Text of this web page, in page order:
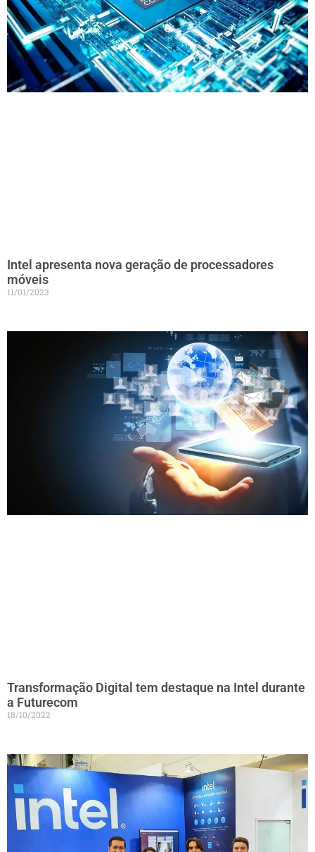
Intel apresenta nova geração de processadores
móveis
11/01/2023
Transformação Digital tem destaque na Intel durante
a Futurecom
18/10/2022